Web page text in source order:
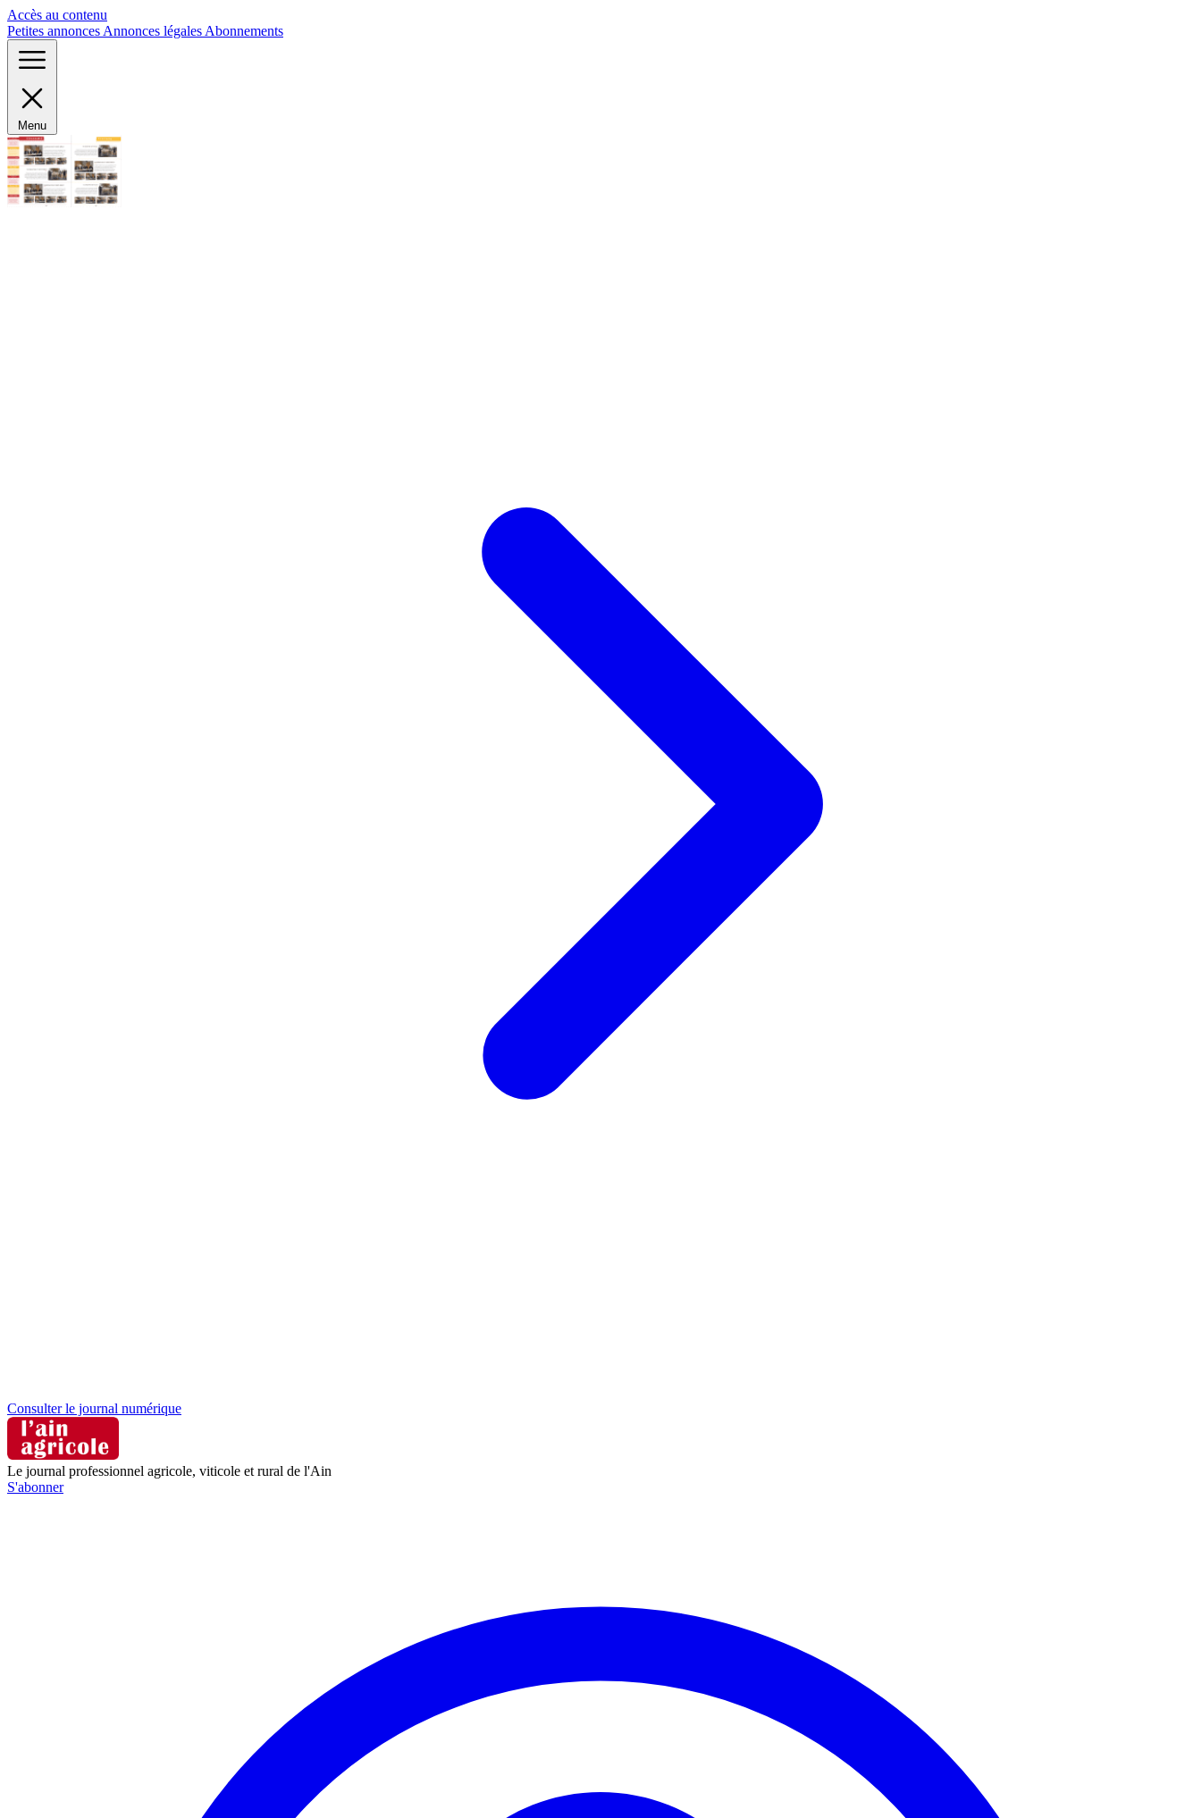
Accès au contenu
Petites annonces Annonces légales Abonnements
Menu
Consulter le journal numérique
Le journal professionnel agricole, viticole et rural de l'Ain
S'abonner
Panneau de gestion des cookies